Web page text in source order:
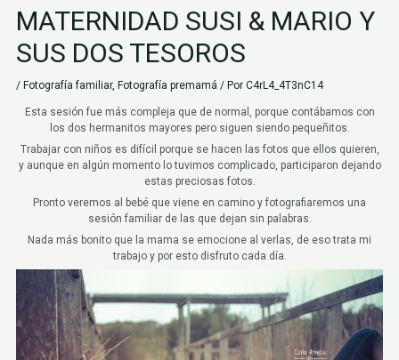
MATERNIDAD SUSI & MARIO Y
SUS DOS TESOROS
/ Fotografía familiar, Fotografía premamá / PorC4rL4_4T3nC14
Esta sesión fue más compleja que de normal, porque contábamos con
los dos hermanitos mayores pero siguen siendo pequeñitos.
Trabajar con niños es difícil porque se hacen las fotos que ellos quieren,
y aunque en algún momento lo tuvimos complicado, participaron dejando
estas preciosas fotos.
Pronto veremos al bebé que viene en camino y fotografiaremos una
sesión familiar de las que dejan sin palabras.
Nada más bonito que la mama se emocione al verlas, de eso trata mi
trabajo y por esto disfruto cada día.